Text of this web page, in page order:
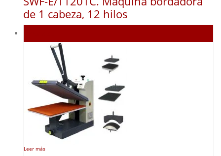
de 1 cabeza, 12 hilos
Leer más